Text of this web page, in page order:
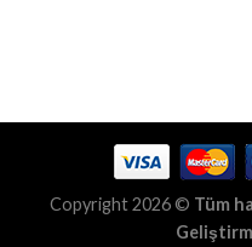
Copyright 2026 © Tüm